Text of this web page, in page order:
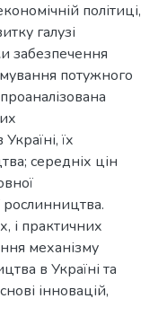
політиці,
галузі
забезпечення
потужного
їх
середніх цін
рослинництва.
і практичних
механізму
в Україні та
інновацій,